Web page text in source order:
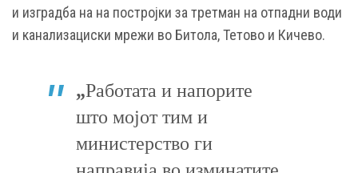
и изградба на на постројки за третман на отпадни води
и канализациски мрежи во Битола, Тетово и Кичево.
„Работата и напорите
што мојот тим и
министерство ги